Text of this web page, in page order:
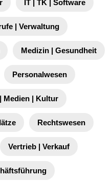
IT | TK | Software
| Verwaltung
Medizin | Gesundheit
Personalwesen
Medien | Kultur
Rechtswesen
Vertrieb | Verkauf